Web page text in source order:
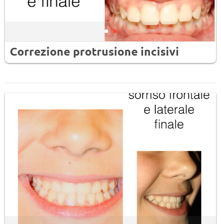
Correzione protrusione incisivi